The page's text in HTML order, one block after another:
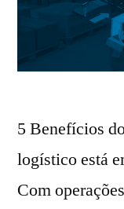
5 Benefícios
logístico está
Com